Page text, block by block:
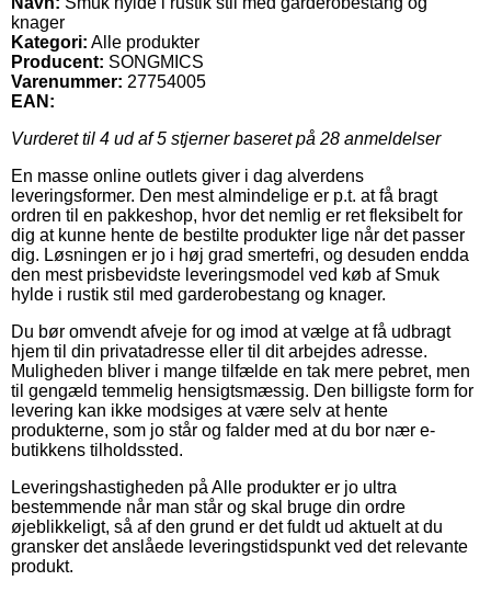
knager
Kategori: Alle produkter
Producent: SONGMICS
Varenummer: 27754005
EAN:
Vurderet til 4 ud af 5 stjerner baseret på 28 anmeldelser
En masse online outlets giver i dag alverdens
leveringsformer. Den mest almindelige er p.t. at få bragt
ordren til en pakkeshop, hvor det nemlig er ret fleksibelt for
dig at kunne hente de bestilte produkter lige når det passer
dig. Løsningen er jo i høj grad smertefri, og desuden endda
den mest prisbevidste leveringsmodel ved køb af Smuk
hylde i rustik stil med garderobestang og knager.
Du bør omvendt afveje for og imod at vælge at få udbragt
hjem til din privatadresse eller til dit arbejdes adresse.
Muligheden bliver i mange tilfælde en tak mere pebret, men
til gengæld temmelig hensigtsmæssig. Den billigste form for
levering kan ikke modsiges at være selv at hente
produkterne, som jo står og falder med at du bor nær e-
butikkens tilholdssted.
Leveringshastigheden på Alle produkter er jo ultra
bestemmende når man står og skal bruge din ordre
øjeblikkeligt, så af den grund er det fuldt ud aktuelt at du
gransker det anslåede leveringstidspunkt ved det relevante
produkt.